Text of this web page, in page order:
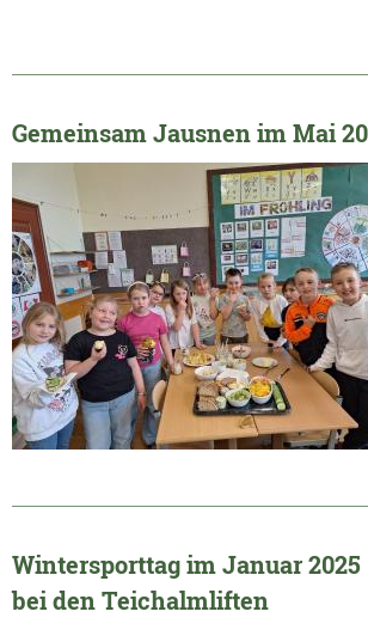
Gemeinsam Jausnen im Mai
Wintersporttag im Januar 2025
bei den Teichalmliften